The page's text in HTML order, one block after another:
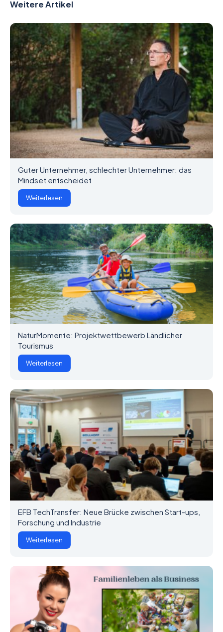
Weitere Artikel
Guter Unternehmer, schlechter Unternehmer: das
Mindset entscheidet
Weiterlesen
NaturMomente: Projektwettbewerb Ländlicher
Tourismus
Weiterlesen
EFB TechTransfer: Neue Brücke zwischen Start-ups,
Forschung und Industrie
Weiterlesen